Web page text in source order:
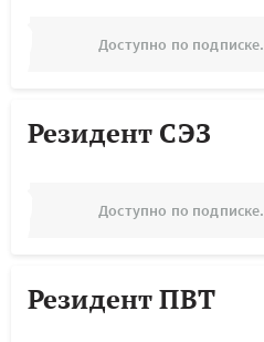
Доступно по подписке.
Резидент СЭЗ
Доступно по подписке.
Резидент ПВТ